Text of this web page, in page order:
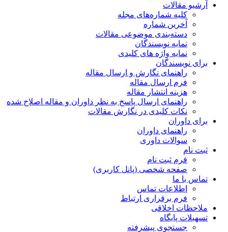
آرشیو مقالات
کلیه شماره‌های مجله
آخرین شماره
دسته‌بندی موضوعی مقالات
نمایه نویسندگان
نمایه واژه های کلیدی
برای نویسندگان
راهنمای نگارش و ارسال مقاله
فرم ارسال مقاله
هزینه انتشار مقاله
راهنمای ارسال پاسخ به نظر داوران و مقاله اصلاح شده
نکات کلیدی در نگارش مقالات
برای داوران
راهنمای داوران
سوالات داوری
ثبت نام
فرم ثبت نام
صفحه شخصی (پانل کاربری)
تماس با ما
اطلاعات تماس
فرم برقراری ارتباط
ملاحظات اخلاقی
تسهیلات پایگاه
جستجوی پیشرفته